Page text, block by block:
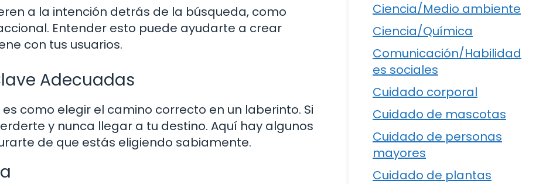
a la intención detrás de la búsqueda, como
Entender esto puede ayudarte a crear
con tus usuarios.
Adecuadas
como elegir el camino correcto en un laberinto. Si
y nunca llegar a tu destino. Aquí hay algunos
de que estás eligiendo sabiamente.
Ciencia/Medio ambiente
Ciencia/Química
Comunicación/Habilidad
es sociales
Cuidado corporal
Cuidado de mascotas
Cuidado de personas
mayores
Cuidado de plantas